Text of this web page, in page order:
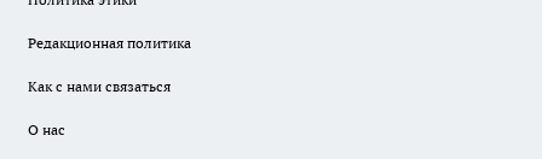
Редакционная политика
Как с нами связаться
О нас